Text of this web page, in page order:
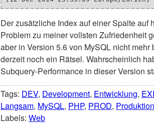
Der zusätzliche Index auf einer Spalte auf
Problem zu meiner vollsten Zufriedenheit
aber in Version 5.6 von MySQL nicht mehr
derzeit noch ein Rätsel. Wahrscheinlich
Subquery-Performance in dieser Version
Tags: DEV, Development, Entwicklung,
Langsam, MySQL, PHP, PROD, Produktion
Labels: Web